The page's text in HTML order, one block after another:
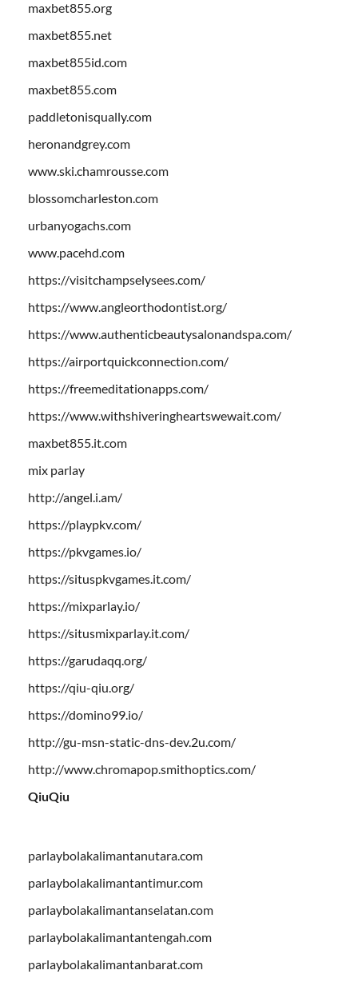
maxbet855.org
maxbet855.net
maxbet855id.com
maxbet855.com
paddletonisqually.com
heronandgrey.com
www.ski.chamrousse.com
blossomcharleston.com
urbanyogachs.com
www.pacehd.com
https://visitchampselysees.com/
https://www.angleorthodontist.org/
https://www.authenticbeautysalonandspa.com/
https://airportquickconnection.com/
https://freemeditationapps.com/
https://www.withshiveringheartswewait.com/
maxbet855.it.com
mix parlay
http://angel.i.am/
https://playpkv.com/
https://pkvgames.io/
https://situspkvgames.it.com/
https://mixparlay.io/
https://situsmixparlay.it.com/
https://garudaqq.org/
https://qiu-qiu.org/
https://domino99.io/
http://gu-msn-static-dns-dev.2u.com/
http://www.chromapop.smithoptics.com/
QiuQiu
parlaybolakalimantanutara.com
parlaybolakalimantantimur.com
parlaybolakalimantanselatan.com
parlaybolakalimantantengah.com
parlaybolakalimantanbarat.com